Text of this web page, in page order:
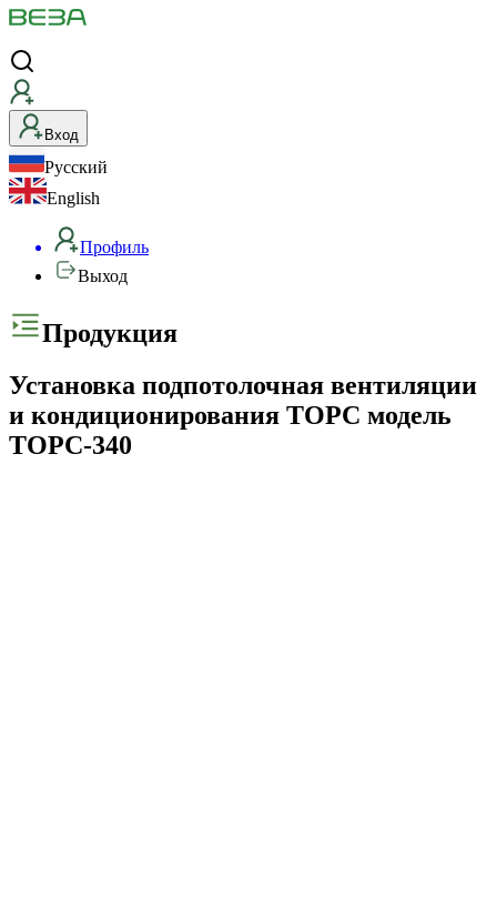
Вход
Русский
English
Профиль
Выход
Продукция
Установка подпотолочная вентиляции
и кондиционирования ТОРС модель
ТОРС-340